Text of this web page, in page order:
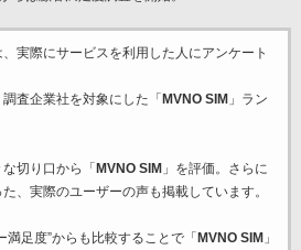
実際にサービスを利用した 人にアンケート
査企業社を対象にした「 MVNO SIM 」ラン
切り口から「 MVNO SIM 」を評価。さらに
、実際のユーザーの声も掲載しています。
足度”からも比較することで「 MVNO SIM 」